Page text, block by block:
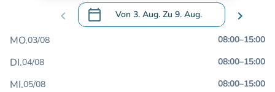
chevron_left calendar_today Von 3. Aug. Zu 9. Aug.
.Öffnen Sie den Kalender, um Daten zu
chevron_right
MO.03/08 08:00–15:00
DI.04/08 08:00–15:00
MI.05/08 08:00–15:00